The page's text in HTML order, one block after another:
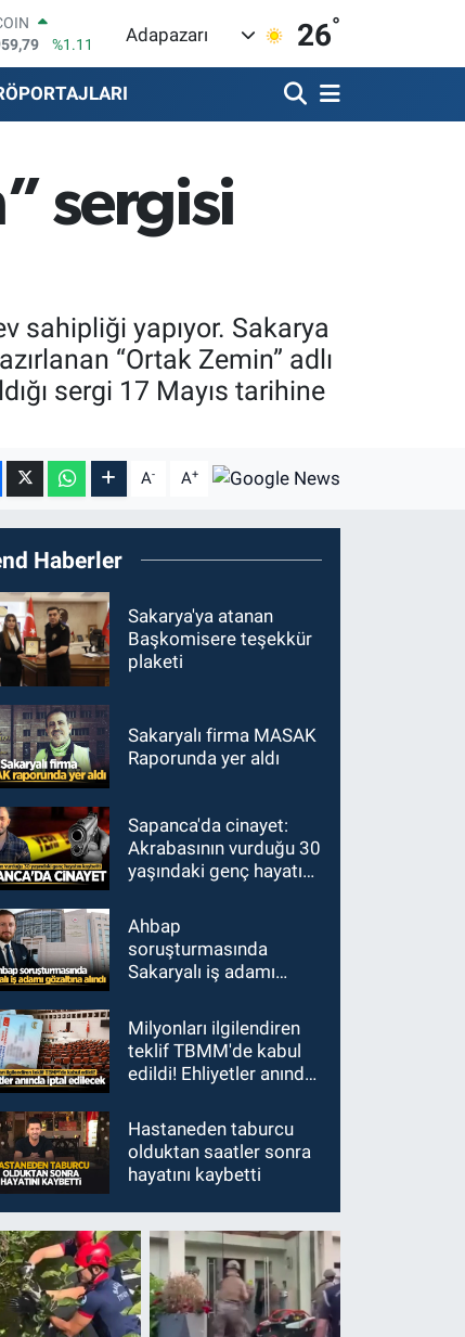
%0.32
%0.03
Adapazarı 26°
sergisi
sahipliği yapıyor. Sakarya
“Ortak Zemin” adlı
sergi 17 Mayıs tarihine
A- A+
Haberler
Sakarya'ya atanan
Başkomisere teşekkür
plaketi
Sakaryalı firma MASAK
Raporunda yer aldı
Sapanca'da cinayet:
Akrabasının vurduğu 30
yaşındaki genç hayatını
Ahbap
soruşturmasında
Sakaryalı iş adamı
Milyonları ilgilendiren
teklif TBMM'de kabul
edildi! Ehliyetler anında
Hastaneden taburcu
olduktan saatler sonra
hayatını kaybetti